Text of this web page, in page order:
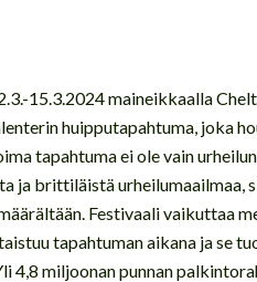
15.3.2024 maineikkaalla
huipputapahtuma, joka
tapahtuma ei ole vain
ja brittiläistä urheilumaailmaa,
Festivaali vaikuttaa
tapahtuman aikana ja se
4,8 miljoonan punnan